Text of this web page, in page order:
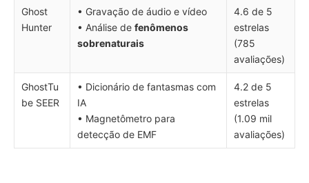
Ghost
Hunter
• Gravação de áudio e vídeo
• Análise de fenômenos
sobrenaturais
4.6 de 5
estrelas
(785
avaliações)
GhostTu
be SEER
• Dicionário de fantasmas com
IA
• Magnetômetro para
detecção de EMF
4.2 de 5
estrelas
(1.09 mil
avaliações)